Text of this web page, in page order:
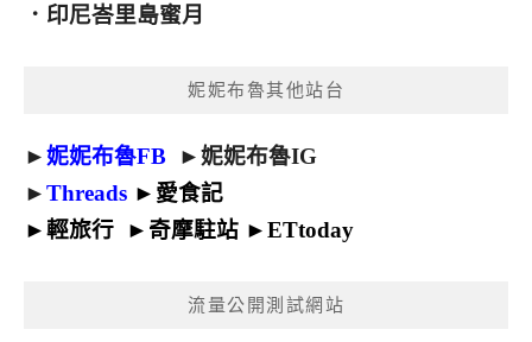
． 印尼峇里島蜜月
妮妮布魯其他站台
►妮妮布魯FB ►妮妮布魯IG
►Threads ► 愛食記
►輕旅行 ► 奇摩駐站 ►ETtoday
流量公開測試網站